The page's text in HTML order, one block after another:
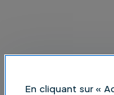
En cliquant sur «